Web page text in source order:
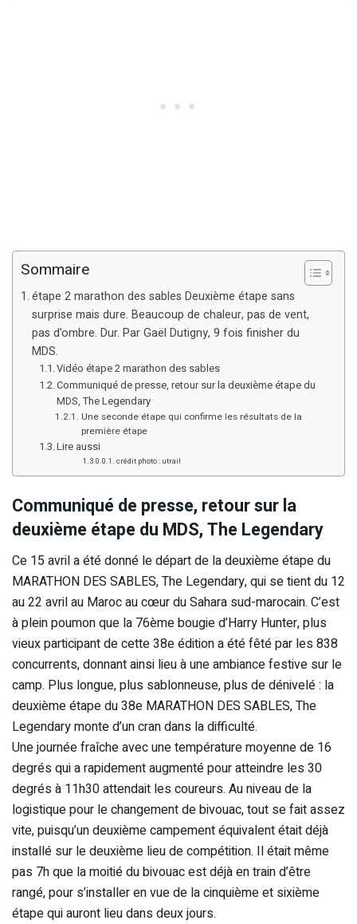
Sommaire
étape 2 marathon des sables Deuxième étape sans
surprise mais dure. Beaucoup de chaleur, pas de vent,
pas d’ombre. Dur. Par Gaël Dutigny, 9 fois finisher du
MDS.
Vidéo étape 2 marathon des sables
Communiqué de presse, retour sur la deuxième étape du
MDS, The Legendary
Une seconde étape qui confirme les résultats de la
première étape
Lire aussi
crédit photo : utrail
Communiqué de presse, retour sur la
deuxième étape du MDS, The Legendary
Ce 15 avril a été donné le départ de la deuxième étape du
MARATHON DES SABLES, The Legendary, qui se tient du 12
au 22 avril au Maroc au cœur du Sahara sud-marocain. C’est
à plein poumon que la 76ème bougie d’Harry Hunter, plus
vieux participant de cette 38e édition a été fêté par les 838
concurrents, donnant ainsi lieu à une ambiance festive sur le
camp. Plus longue, plus sablonneuse, plus de dénivelé : la
deuxième étape du 38e MARATHON DES SABLES, The
Legendary monte d’un cran dans la difficulté.
Une journée fraîche avec une température moyenne de 16
degrés qui a rapidement augmenté pour atteindre les 30
degrés à 11h30 attendait les coureurs. Au niveau de la
logistique pour le changement de bivouac, tout se fait assez
vite, puisqu’un deuxième campement équivalent était déjà
installé sur le deuxième lieu de compétition. Il était même
pas 7h que la moitié du bivouac est déjà en train d’être
rangé, pour s’installer en vue de la cinquième et sixième
étape qui auront lieu dans deux jours.